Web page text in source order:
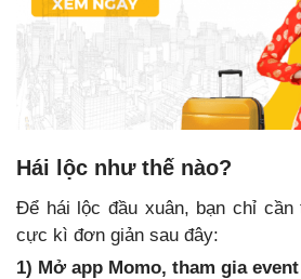
Hái lộc như thế nào?
Để hái lộc đầu xuân, bạn chỉ cần
cực kì đơn giản sau đây:
1) Mở app Momo, tham gia